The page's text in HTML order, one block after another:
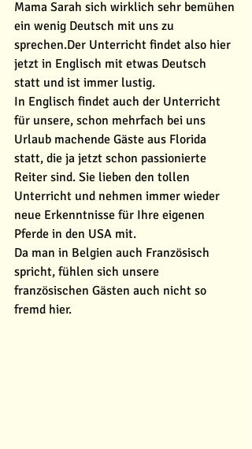
Mama Sarah sich wirklich sehr bemühen
ein wenig Deutsch mit uns zu
sprechen.Der Unterricht findet also hier
jetzt in Englisch mit etwas Deutsch
statt und ist immer lustig.
In Englisch findet auch der Unterricht
für unsere, schon mehrfach bei uns
Urlaub machende Gäste aus Florida
statt, die ja jetzt schon passionierte
Reiter sind. Sie lieben den tollen
Unterricht und nehmen immer wieder
neue Erkenntnisse für Ihre eigenen
Pferde in den USA mit.
Da man in Belgien auch Französisch
spricht, fühlen sich unsere
französischen Gästen auch nicht so
fremd hier.